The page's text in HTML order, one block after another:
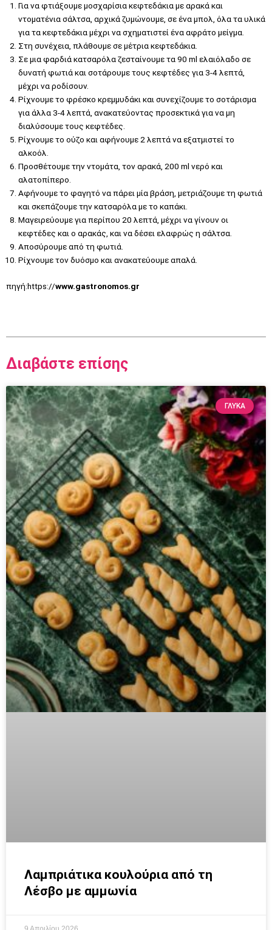
Για να φτιάξουμε μοσχαρίσια κεφτεδάκια με αρακά και
ντοματένια σάλτσα, αρχικά ζυμώνουμε, σε ένα μπολ, όλα τα υλικά
για τα κεφτεδάκια μέχρι να σχηματιστεί ένα αφράτο μείγμα.
Στη συνέχεια, πλάθουμε σε μέτρια κεφτεδάκια.
Σε μια φαρδιά κατσαρόλα ζεσταίνουμε τα 90 ml ελαιόλαδο σε
δυνατή φωτιά και σοτάρουμε τους κεφτέδες για 3-4 λεπτά,
μέχρι να ροδίσουν.
Ρίχνουμε το φρέσκο κρεμμυδάκι και συνεχίζουμε το σοτάρισμα
για άλλα 3-4 λεπτά, ανακατεύοντας προσεκτικά για να μη
διαλύσουμε τους κεφτέδες.
Ρίχνουμε το ούζο και αφήνουμε 2 λεπτά να εξατμιστεί το
αλκοόλ.
Προσθέτουμε την ντομάτα, τον αρακά, 200 ml νερό και
αλατοπίπερο.
Αφήνουμε το φαγητό να πάρει μία βράση, μετριάζουμε τη φωτιά
και σκεπάζουμε την κατσαρόλα με το καπάκι.
Μαγειρεύουμε για περίπου 20 λεπτά, μέχρι να γίνουν οι
κεφτέδες και ο αρακάς, και να δέσει ελαφρώς η σάλτσα.
Αποσύρουμε από τη φωτιά.
Ρίχνουμε τον δυόσμο και ανακατεύουμε απαλά.
πηγή:https://www.gastronomos.gr
Διαβάστε επίσης
ΓΛΥΚΆ
Λαμπριάτικα κουλούρια από τη
Λέσβο με αμμωνία